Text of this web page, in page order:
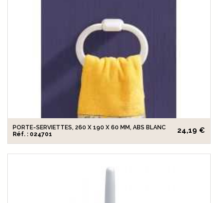
PORTE-SERVIETTES, 260 X 190 X 60 MM, ABS BLANC
Réf. : 024701
24,19 €